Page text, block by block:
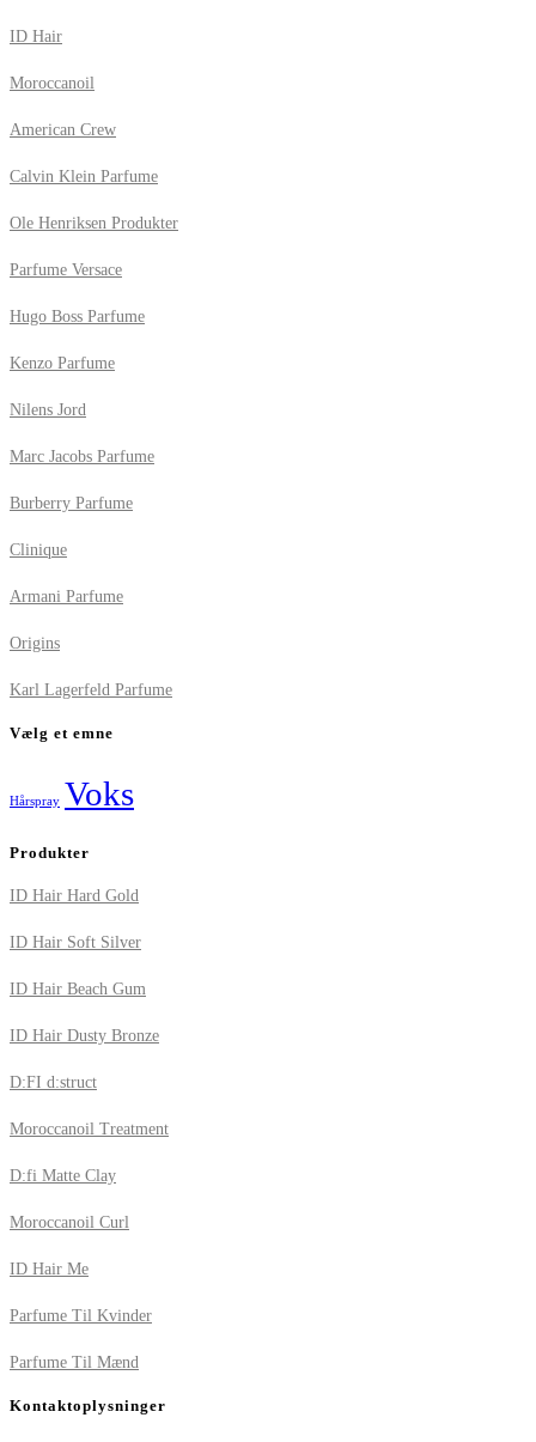
ID Hair
Moroccanoil
American Crew
Calvin Klein Parfume
Ole Henriksen Produkter
Parfume Versace
Hugo Boss Parfume
Kenzo Parfume
Nilens Jord
Marc Jacobs Parfume
Burberry Parfume
Clinique
Armani Parfume
Origins
Karl Lagerfeld Parfume
Vælg et emne
Hårspray Voks
Produkter
ID Hair Hard Gold
ID Hair Soft Silver
ID Hair Beach Gum
ID Hair Dusty Bronze
D:FI d:struct
Moroccanoil Treatment
D:fi Matte Clay
Moroccanoil Curl
ID Hair Me
Parfume Til Kvinder
Parfume Til Mænd
Kontaktoplysninger